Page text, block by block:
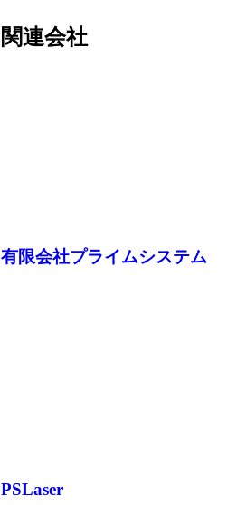
関連会社
有限会社プライムシステム
PSLaser